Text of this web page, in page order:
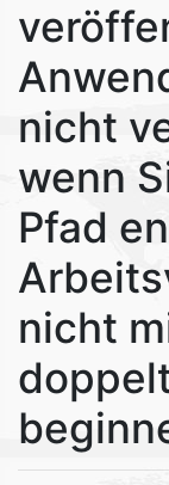
nicht
wenn
Pfad
nicht